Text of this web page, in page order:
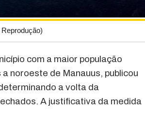
com a maior população
noroeste de Manauus, publicou
a volta da
A justificativa da medida